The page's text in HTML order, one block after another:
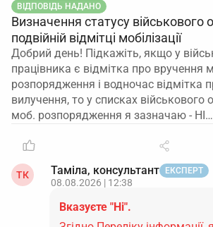
ВІДПОВІДЬ НАДАНО
Визначення статусу військового
подвійній відмітці мобілізації
Добрий день! Підкажіть, якщо у
працівника є відмітка про вручення
розпорядження і водночас відмітка
вилучення, то у списках військового
моб. розпорядження я зазначаю - НІ…
ТК Таміла, консультант ЕКСПЕРТ
08.08.2026 | 12:38
Вказуєте "Ні".